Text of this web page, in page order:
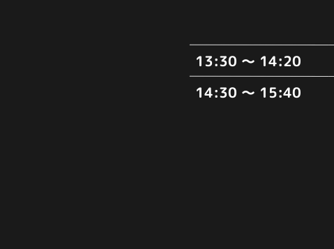
13:30 ～ 14:20
14:30 ～ 15:40